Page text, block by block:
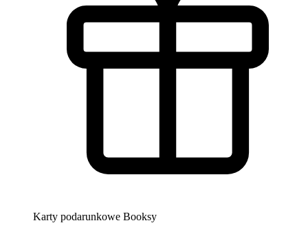
Karty podarunkowe Booksy